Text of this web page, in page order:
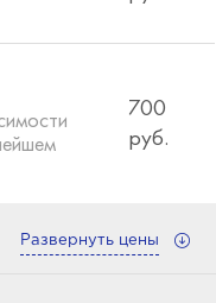
700
руб.
Развернуть цены